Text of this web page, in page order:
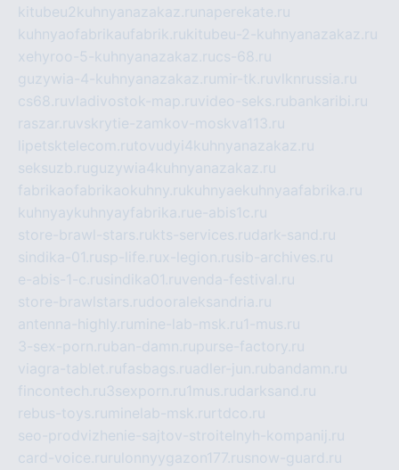
kitubeu2kuhnyanazakaz.ru naperekate.ru
kuhnyaofabrikaufabrik.rukitubeu-2-kuhnyanazakaz.ru
xehyroo-5-kuhnyanazakaz.rucs-68.ru
guzywia-4-kuhnyanazakaz.ru mir-tk.ruvlknrussia.ru
cs68.ruvladivostok-map.ruvideo-seks.rubankaribi.ru
raszar.ruvskrytie-zamkov-moskva113.ru
lipetsktelecom.rutovudyi4kuhnyanazakaz.ru
seksuzb.ruguzywia4kuhnyanazakaz.ru
fabrikaofabrikaokuhny.rukuhnyaekuhnyaafabrika.ru
kuhnyaykuhnyayfabrika.rue-abis1c.ru
store-brawl-stars.rukts-services.rudark-sand.ru
sindika-01.rusp-life.rux-legion.rusib-archives.ru
e-abis-1-c.rusindika01.ruvenda-festival.ru
store-brawlstars.rudooraleksandria.ru
antenna-highly.ru mine-lab-msk.ru1-mus.ru
3-sex-porn.ruban-damn.rupurse-factory.ru
viagra-tablet.rufasbags.ruadler-jun.rubandamn.ru
fincontech.ru3sexporn.ru1mus.rudarksand.ru
rebus-toys.ru minelab-msk.ru rtdco.ru
seo-prodvizhenie-sajtov-stroitelnyh-kompanij.ru
card-voice.ru rulonnyygazon177.rusnow-guard.ru